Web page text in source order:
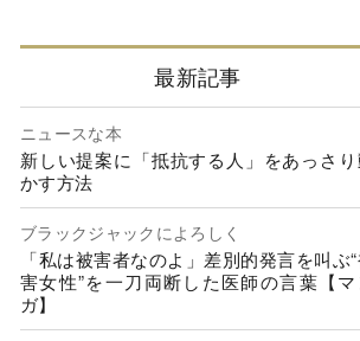
最新記事
ニュースな本
新しい提案に「抵抗する人」をあっさり
かす方法
ブラックジャックによろしく
「私は被害者なのよ」差別的発言を叫ぶ
害女性”を一刀両断した医師の言葉【マ
ガ】